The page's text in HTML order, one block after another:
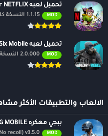
تحميل لعبه Arranger NETFLIX مهكره للاندرويد
MOD 1.1.15 النسخة كاملة
تحميل لعبه Rainbow Six Mobile مهكرة
MOD 2.0.000 النسخة المدفوعة مجانًا
الالعاب والتطبيقات الأكثر
ببجي مهكره PUBG MOBILE
MOD
recoil) v3.5.0